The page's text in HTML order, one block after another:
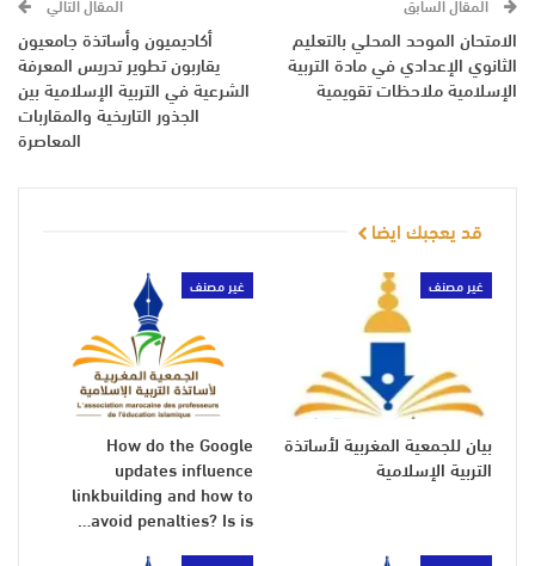
الامتحان الموحد المحلي بالتعليم
الثانوي الإعدادي في مادة التربية
الإسلامية ملاحظات تقويمية
أكاديميون وأساتذة جامعيون
يقاربون تطوير تدريس المعرفة
الشرعية في التربية الإسلامية بين
الجذور التاريخية والمقاربات
المعاصرة
قد يعجبك ايضا
غير مصنف
بيان للجمعية المغربية لأساتذة
التربية الإسلامية
غير مصنف
How do the Google
updates influence
linkbuilding and how to
avoid penalties? Is is…